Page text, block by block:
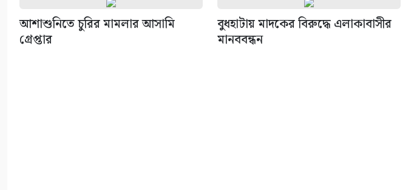
আশাশুনিতে চুরির মামলার আসামি
গ্রেপ্তার
বুধহাটায় মাদকের বিরুদ্ধে এলাকাবাসীর
মানববন্ধন